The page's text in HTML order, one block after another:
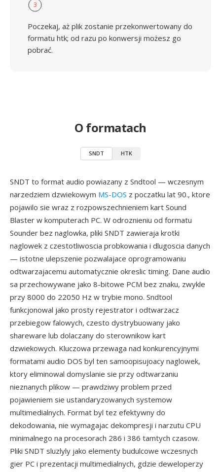
3
Poczekaj, aż plik zostanie przekonwertowany do
formatu htk; od razu po konwersji możesz go
pobrać.
O formatach
SNDT HTK
SNDT to format audio powiazany z Sndtool — wczesnym
narzedziem dzwiekowym MS-DOS z poczatku lat 90., ktore
pojawilo sie wraz z rozpowszechnieniem kart Sound
Blaster w komputerach PC. W odroznieniu od formatu
Sounder bez naglowka, pliki SNDT zawieraja krotki
naglowek z czestotliwoscia probkowania i dlugoscia danych
— istotne ulepszenie pozwalajace oprogramowaniu
odtwarzajacemu automatycznie okreslic timing. Dane audio
sa przechowywane jako 8-bitowe PCM bez znaku, zwykle
przy 8000 do 22050 Hz w trybie mono. Sndtool
funkcjonowal jako prosty rejestrator i odtwarzacz
przebiegow falowych, czesto dystrybuowany jako
shareware lub dolaczany do sterownikow kart
dzwiekowych. Kluczowa przewaga nad konkurencyjnymi
formatami audio DOS byl ten samoopisujoacy naglowek,
ktory eliminowal domyslanie sie przy odtwarzaniu
nieznanych plikow — prawdziwy problem przed
pojawieniem sie ustandaryzowanych systemow
multimedialnych. Format byl tez efektywny do
dekodowania, nie wymagajac dekompresji i narzutu CPU
minimalnego na procesorach 286 i 386 tamtych czasow.
Pliki SNDT sluzlyly jako elementy budulcowe wczesnych
gier PC i prezentacji multimedialnych, gdzie deweloperzy